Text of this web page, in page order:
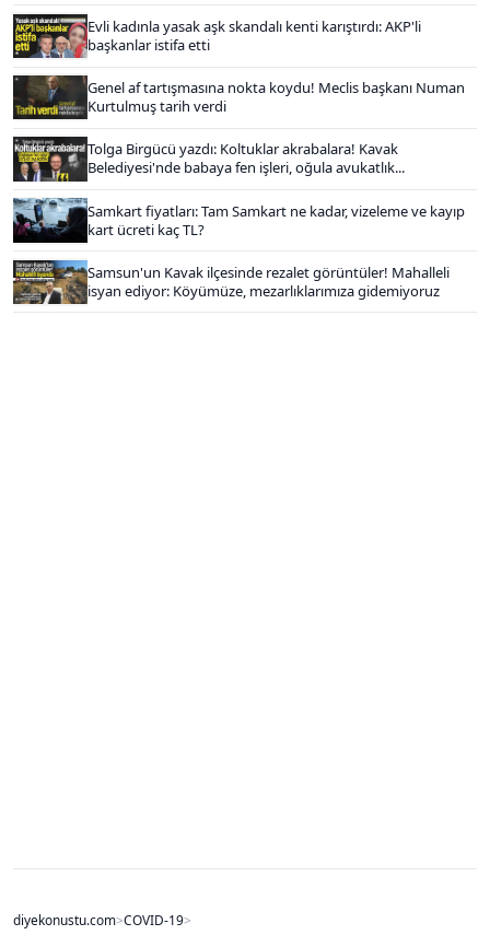
Evli kadınla yasak aşk skandalı kenti karıştırdı: AKP'li
başkanlar istifa etti
Genel af tartışmasına nokta koydu! Meclis başkanı Numan
Kurtulmuş tarih verdi
Tolga Birgücü yazdı: Koltuklar akrabalara! Kavak
Belediyesi'nde babaya fen işleri, oğula avukatlık...
Samkart fiyatları: Tam Samkart ne kadar, vizeleme ve kayıp
kart ücreti kaç TL?
Samsun'un Kavak ilçesinde rezalet görüntüler! Mahalleli
isyan ediyor: Köyümüze, mezarlıklarımıza gidemiyoruz
diyekonustu.com>COVID-19>